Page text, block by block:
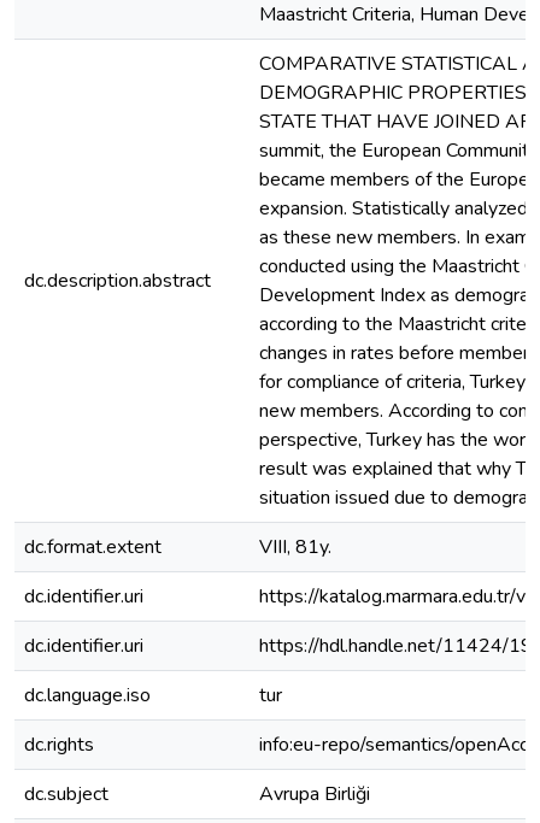
Maastricht Criteria, Human
dc.description.abstract
COMPARATIVE STATISTICAL
DEMOGRAPHIC
STATE THAT HAVE JOINED
summit, the European
became members of the
expansion. Statistically
as these new members. In
conducted using the Maastricht
Development Index as
according to the Maastricht
changes in rates before member
for compliance of criteria,
new members. According to
perspective, Turkey has the
result was explained that why
situation issued due to
dc.format.extent
VIII, 81y.
dc.identifier.uri
https://katalog.marmara.edu.tr/
dc.identifier.uri
https://hdl.handle.net/11424/
dc.language.iso
tur
dc.rights
info:eu-repo/semantics/
dc.subject
Avrupa Birliği